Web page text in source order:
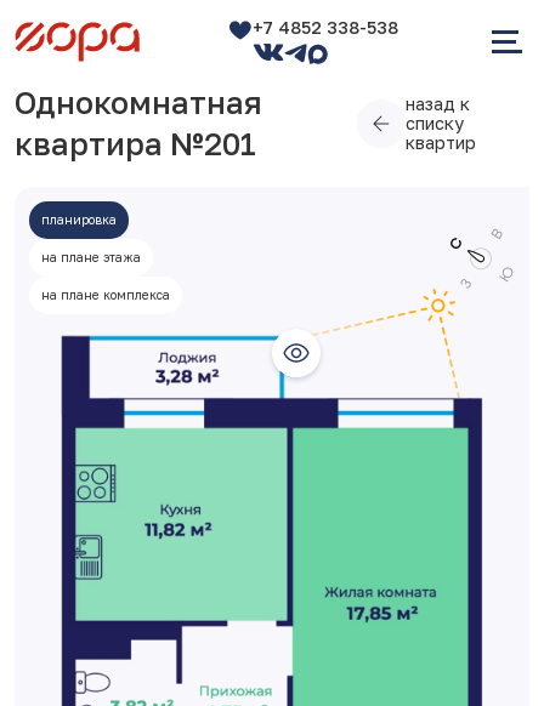
+7 4852 338-538
Однокомнатная
квартира №201
назад к
списку
квартир
планировка
на плане этажа
на плане комплекса